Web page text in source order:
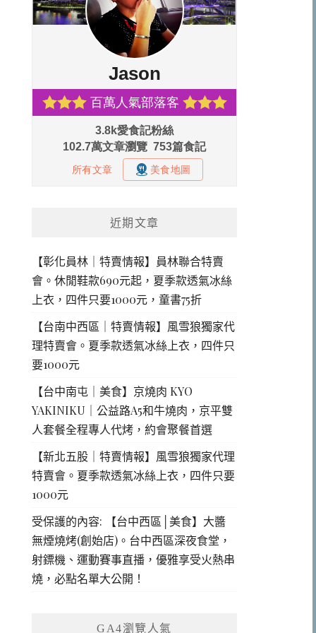
近期文章
【彰化員林｜特賣情報】員林聯合特賣
會。休閒鞋款690元起，夏季款透氣冰絲
上衣，四件只要1000元，童書75折
【台南中西區｜特賣情報】風雪狼獨家代
理特賣會。夏季款透氣冰絲上衣，四件只
要1000元
【台中南屯｜美食】京燒肉 KYO
YAKINIKU｜公益路A5和牛燒肉，京平雙
人套餐全程專人代烤，約會聚餐首選
【新北五股｜特賣情報】風雪狼獨家代理
特賣會。夏季款透氣冰絲上衣，四件只要
1000元
受保護的內容: 【台中西區│美食】大醬
無煙燒烤(創始店)。台中西區深夜食堂，
射鏢機、運動賽事直播，優雅享受火熱串
燒，必點名單大公開！
GA4瀏覽人氣